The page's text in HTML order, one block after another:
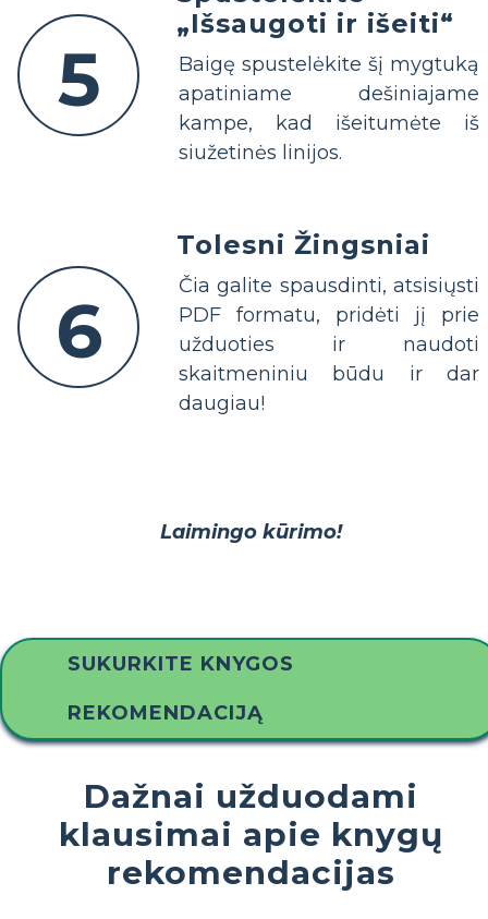
5
„Išsaugoti ir išeiti“
Baigę spustelėkite šį mygtuką
apatiniame dešiniajame
kampe, kad išeitumėte iš
siužetinės linijos.
6
Tolesni Žingsniai
Čia galite spausdinti, atsisiųsti
PDF formatu, pridėti jį prie
užduoties ir naudoti
skaitmeniniu būdu ir dar
daugiau!
Laimingo kūrimo!
SUKURKITE KNYGOS
REKOMENDACIJĄ
Dažnai užduodami
klausimai apie knygų
rekomendacijas